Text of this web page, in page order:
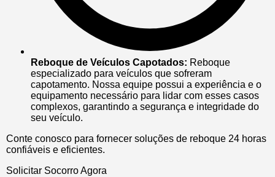
Reboque de Veículos Capotados: Reboque
especializado para veículos que sofreram
capotamento. Nossa equipe possui a experiência e o
equipamento necessário para lidar com esses casos
complexos, garantindo a segurança e integridade do
seu veículo.
Conte conosco para fornecer soluções de reboque 24 horas
confiáveis e eficientes.
Solicitar Socorro Agora